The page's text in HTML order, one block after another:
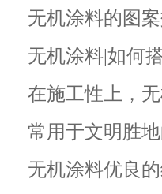
无机涂料的图
无机涂料|如何
在施工性上，
常用于文明胜
无机涂料优良